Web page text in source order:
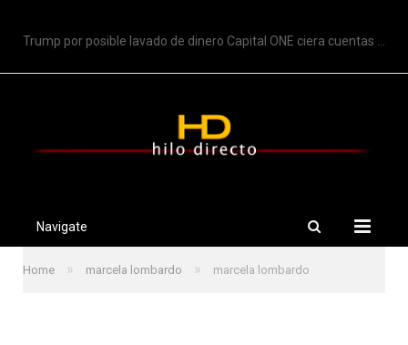
Trump por posible lavado de dinero Capital ONE ciera cuentas de Trump
Navigate
Home » marcela lombardo » marcela lombardo